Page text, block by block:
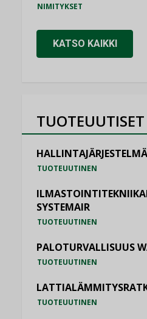
NIMITYKSET
KATSO KAIKKI
TUOTEUUTISET
TUOTEUUTINEN
SYSTEMAIR
TUOTEUUTINEN
PALOTURVALLISUUS
TUOTEUUTINEN
TUOTEUUTINEN